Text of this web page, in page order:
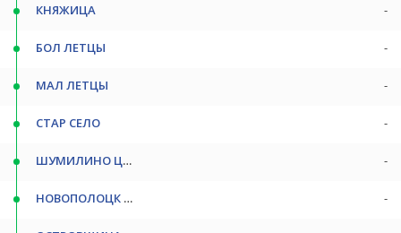
КНЯЖИЦА -
БОЛ ЛЕТЦЫ -
МАЛ ЛЕТЦЫ -
СТАР СЕЛО -
ШУМИЛИНО ЦЕНТР -
НОВОПОЛОЦК АВ -